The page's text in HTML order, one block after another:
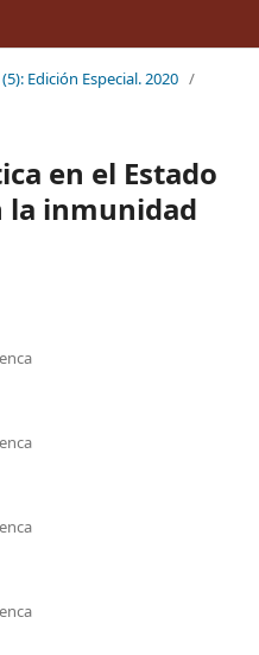
Edición Especial. 2020 /
en el Estado
la inmunidad